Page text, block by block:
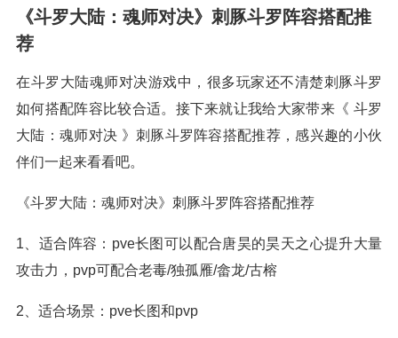
《斗罗大陆：魂师对决》刺豚斗罗阵容搭配推
荐
在斗罗大陆魂师对决游戏中，很多玩家还不清楚刺豚斗罗
如何搭配阵容比较合适。接下来就让我给大家带来《 斗罗
大陆：魂师对决 》刺豚斗罗阵容搭配推荐，感兴趣的小伙
伴们一起来看看吧。
《斗罗大陆：魂师对决》刺豚斗罗阵容搭配推荐
1、适合阵容：pve长图可以配合唐昊的昊天之心提升大量
攻击力，pvp可配合老毒/独孤雁/畲龙/古榕
2、适合场景：pve长图和pvp